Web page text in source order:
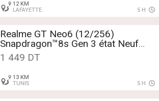
12 KM
LAFAYETTE
5 H
Realme GT Neo6 (12/256)
Snapdragon™8s Gen 3 état Neuf
Tél:52687077
1 449 DT
13 KM
TUNIS
5 H